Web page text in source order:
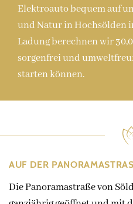
Elektroauto bequem auf
und Natur in Hochsölden
Ladung berechnen wir
sorgenfrei und
starten können.
AUF DER
Die Panoramastraße von